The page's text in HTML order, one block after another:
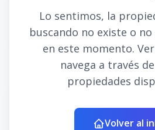
Lo sentimos, la
buscando no existe o
en este momento.
navega a través
propiedades
Volver al